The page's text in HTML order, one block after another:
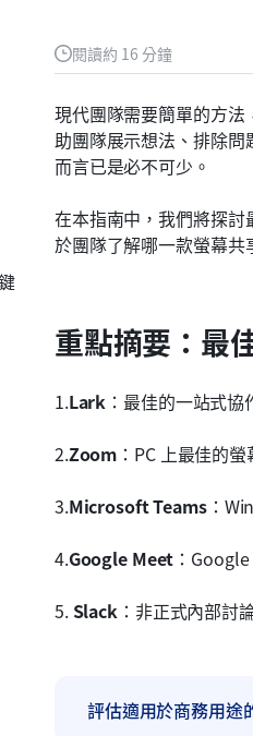
閱讀約 16 分鐘
現代團隊需要簡單的方
助團隊展示想法、排除
而言已是必不可少。
在本指南中，我們將探
於團隊了解哪一款螢幕共
重點摘要：最
1.Lark ：最佳的一站式
2.Zoom ：PC 上最佳的
3.Microsoft Teams：
4.Google Meet ：
5. Slack ：非正式內部討
評估適用於商務用途